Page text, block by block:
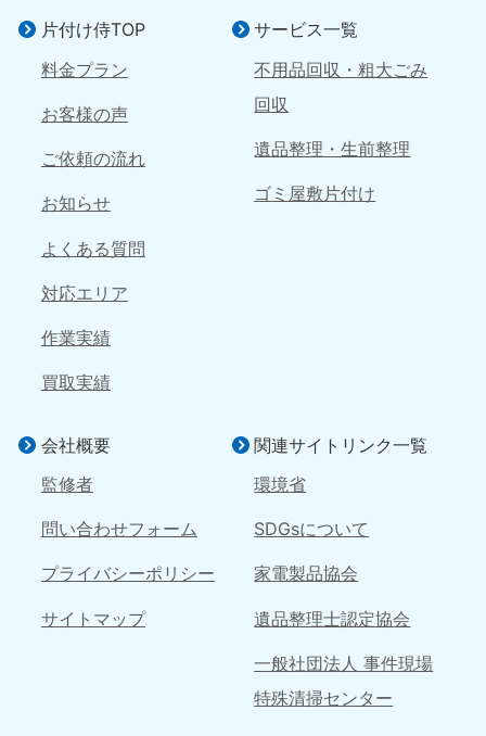
中国
岡山県
050-1881-5146
9:00〜19:00 年中無休
山口県
050-1880-9900
広島県
050-1881-5144
9:00〜19:00 年中無休
050-1881-5156
050-1881-5145
9:00〜19:00 年中無休 9:00〜19:00 年中無休
050-1880-9896 050-1880-9897
九州・沖縄
福岡県 佐賀県
050-1880-9894
9:00〜19:00 年中無休
片付け侍TOP
料金プラン
お客様の声
ご依頼の流れ
お知らせ
よくある質問
対応エリア
作業実績
買取実績
サービス一覧
不用品回収・粗大ごみ
回収
遺品整理・生前整理
ゴミ屋敷片付け
会社概要
監修者
問い合わせフォーム
プライバシーポリシー
サイトマップ
関連サイトリンク一覧
環境省
SDGsについて
家電製品協会
遺品整理士認定協会
一般社団法人 事件現場
特殊清掃センター